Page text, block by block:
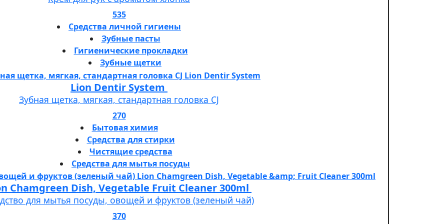
535
Средства личной гигиены
Зубные пасты
Гигиенические прокладки
Зубные щетки
Lion Dentir System
Зубная щетка, мягкая, стандартная головка СJ
270
Бытовая химия
Средства для стирки
Чистящие средства
Средства для мытья посуды
Lion Chamgreen Dish, Vegetable Fruit Cleaner 300ml
для мытья посуды, овощей и фруктов (зеленый чай)
370